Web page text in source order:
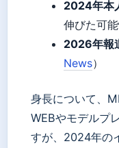
2024年本
伸びた可
2026年報
News）
身長について、
WEBやモデルプ
すが、2024年の